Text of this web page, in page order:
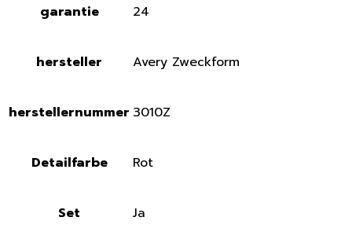
garantie 24
hersteller Avery Zweckform
herstellernummer 3010Z
Detailfarbe Rot
Set Ja